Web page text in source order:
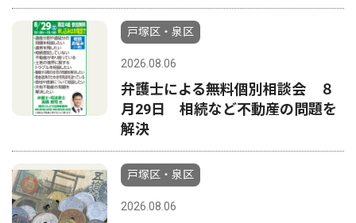
戸塚区・泉区
2026.08.06
弁護士による無料個別相談会 ８
月29日 相続など不動産の問題を
解決
戸塚区・泉区
2026.08.06